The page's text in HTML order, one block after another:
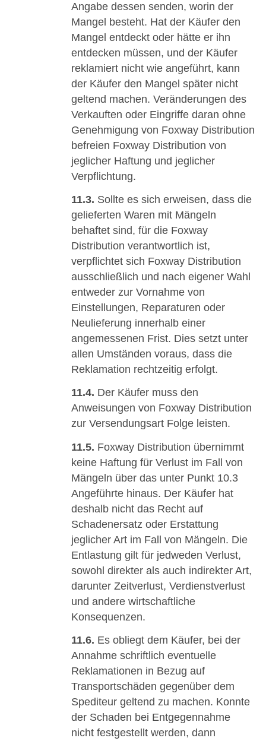
Angabe dessen senden, worin der
Mangel besteht. Hat der Käufer den
Mangel entdeckt oder hätte er ihn
entdecken müssen, und der Käufer
reklamiert nicht wie angeführt, kann
der Käufer den Mangel später nicht
geltend machen. Veränderungen des
Verkauften oder Eingriffe daran ohne
Genehmigung von Foxway Distribution
befreien Foxway Distribution von
jeglicher Haftung und jeglicher
Verpflichtung.
11.3. Sollte es sich erweisen, dass die
gelieferten Waren mit Mängeln
behaftet sind, für die Foxway
Distribution verantwortlich ist,
verpflichtet sich Foxway Distribution
ausschließlich und nach eigener Wahl
entweder zur Vornahme von
Einstellungen, Reparaturen oder
Neulieferung innerhalb einer
angemessenen Frist. Dies setzt unter
allen Umständen voraus, dass die
Reklamation rechtzeitig erfolgt.
11.4. Der Käufer muss den
Anweisungen von Foxway Distribution
zur Versendungsart Folge leisten.
11.5. Foxway Distribution übernimmt
keine Haftung für Verlust im Fall von
Mängeln über das unter Punkt 10.3
Angeführte hinaus. Der Käufer hat
deshalb nicht das Recht auf
Schadenersatz oder Erstattung
jeglicher Art im Fall von Mängeln. Die
Entlastung gilt für jedweden Verlust,
sowohl direkter als auch indirekter Art,
darunter Zeitverlust, Verdienstverlust
und andere wirtschaftliche
Konsequenzen.
11.6. Es obliegt dem Käufer, bei der
Annahme schriftlich eventuelle
Reklamationen in Bezug auf
Transportschäden gegenüber dem
Spediteur geltend zu machen. Konnte
der Schaden bei Entgegennahme
nicht festgestellt werden, dann